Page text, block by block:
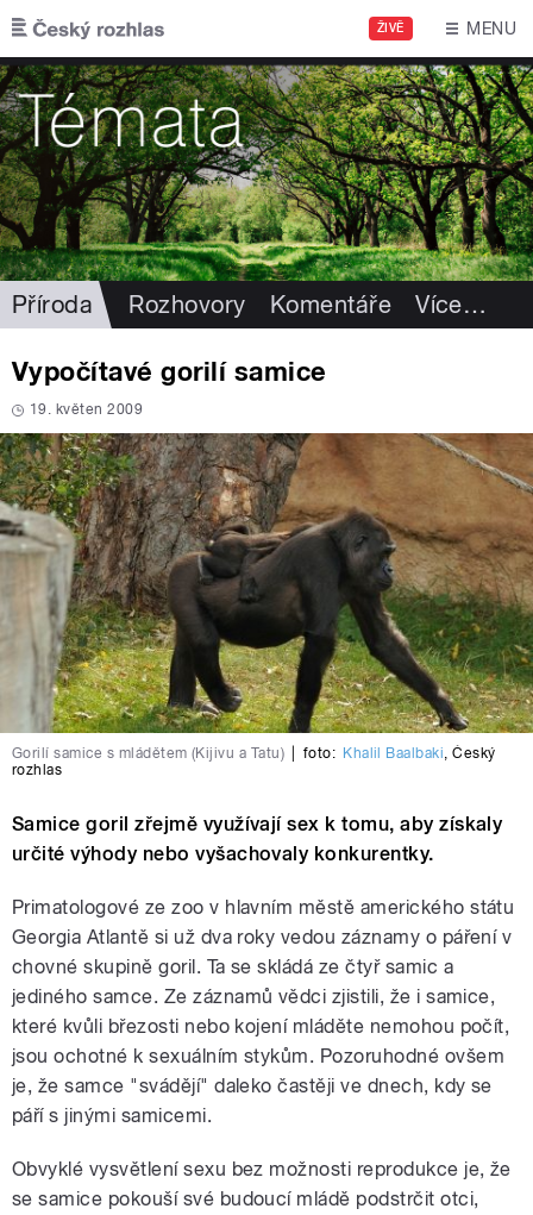
Přejít k hlavnímu obsahu
ŽIVĚ MENU
Příroda Rozhovory Komentáře Více…
Vypočítavé gorilí samice
19. květen 2009
Gorilí samice s mládětem (Kijivu a Tatu) foto: Khalil Baalbaki ,Český
rozhlas
Samice goril zřejmě využívají sex k tomu, aby získaly
určité výhody nebo vyšachovaly konkurentky.
Primatologové ze zoo v hlavním městě amerického státu
Georgia Atlantě si už dva roky vedou záznamy o páření v
chovné skupině goril. Ta se skládá ze čtyř samic a
jediného samce. Ze záznamů vědci zjistili, že i samice,
které kvůli březosti nebo kojení mláděte nemohou počít,
jsou ochotné k sexuálním stykům. Pozoruhodné ovšem
je, že samce "svádějí" daleko častěji ve dnech, kdy se
páří s jinými samicemi.
Obvyklé vysvětlení sexu bez možnosti reprodukce je, že
se samice pokouší své budoucí mládě podstrčit otci,